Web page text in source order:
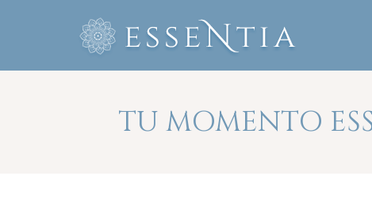
TU MOMENTO